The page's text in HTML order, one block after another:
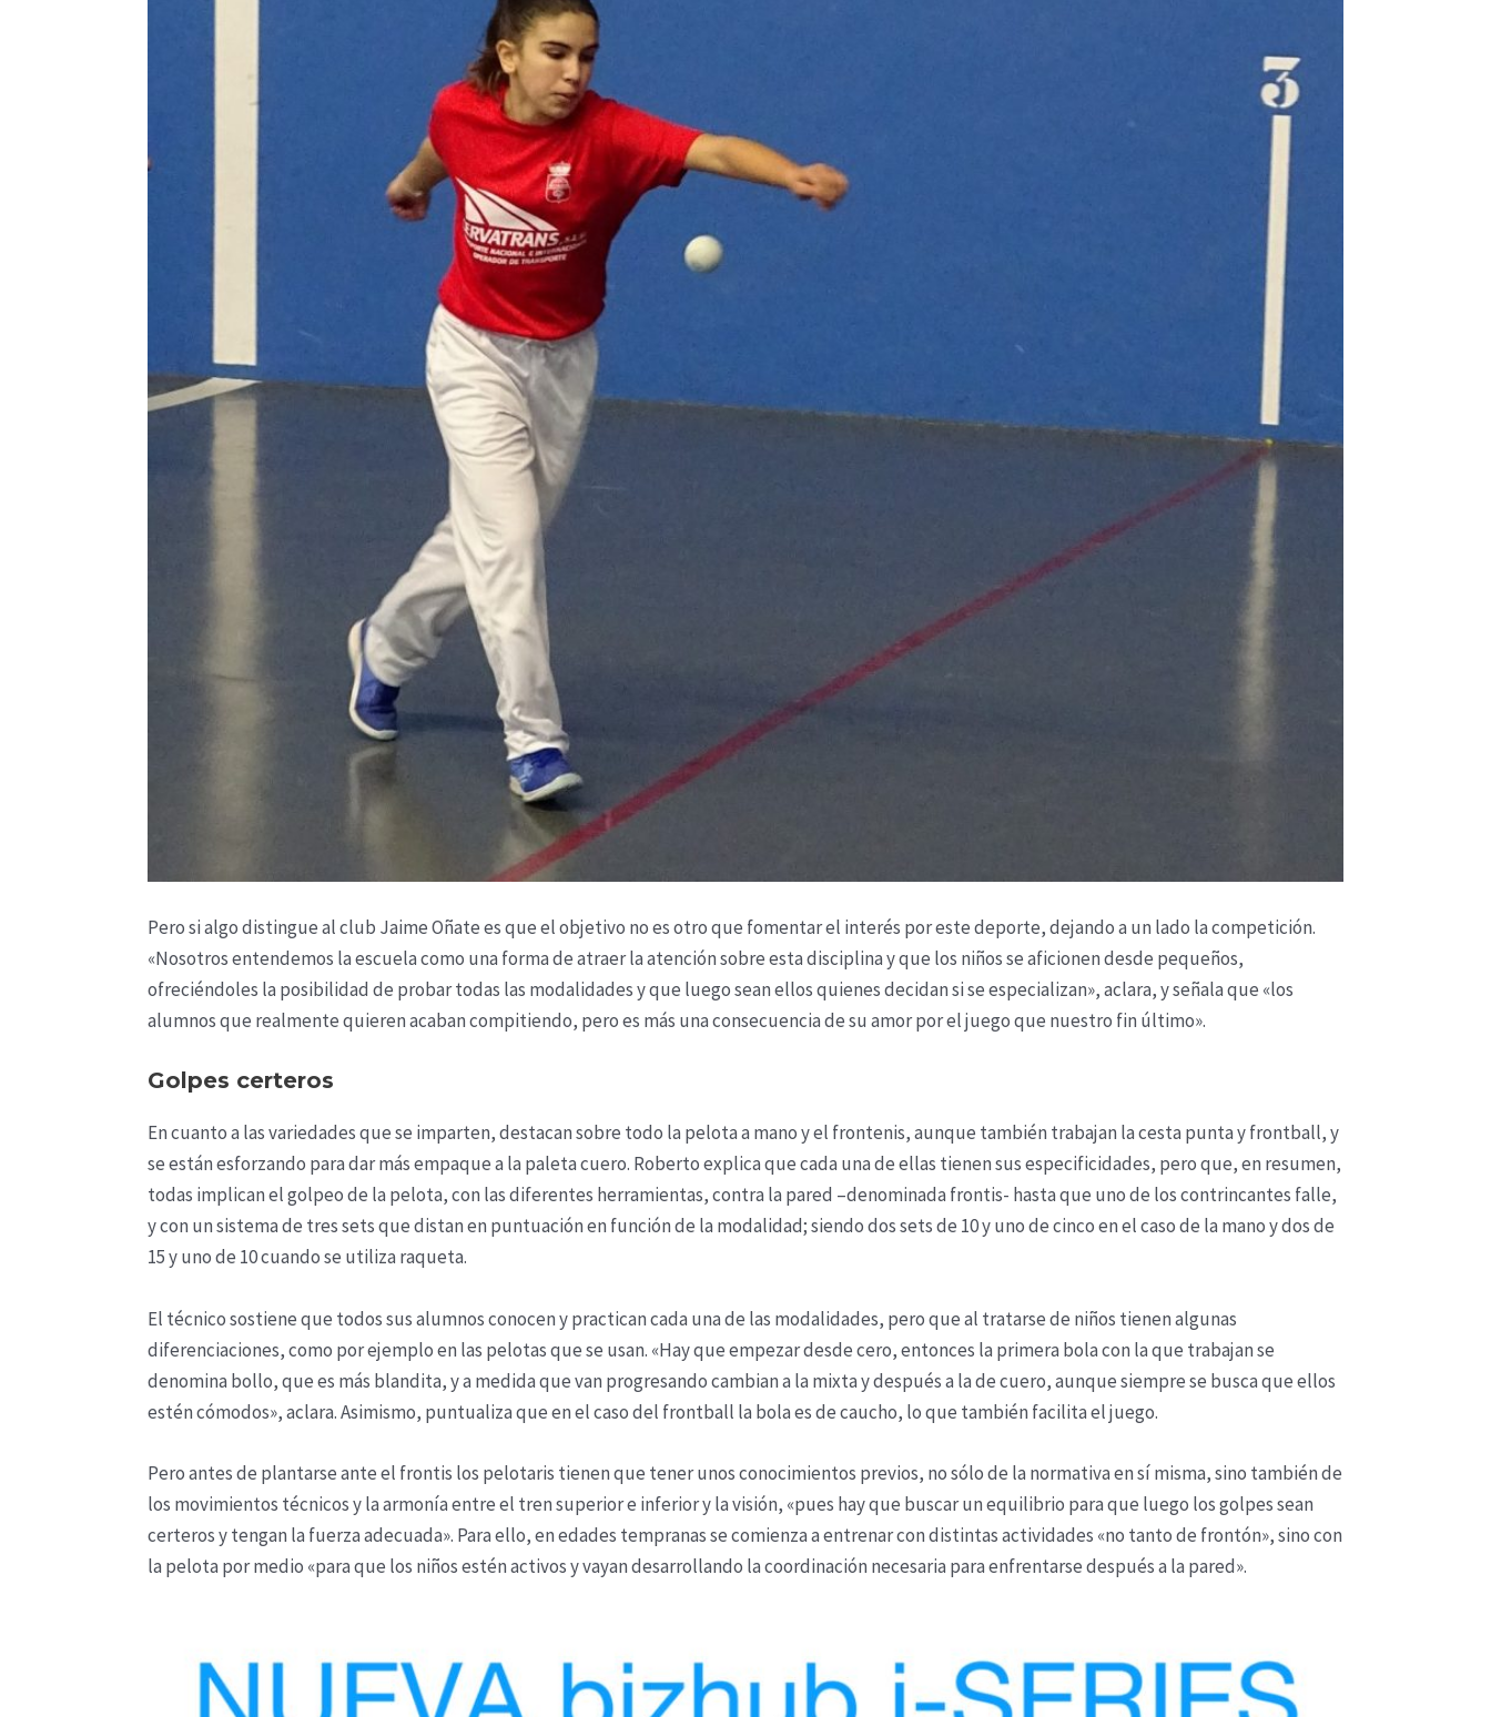
Pero si algo distingue al club Jaime Oñate es que el objetivo no es otro que fomentar el interés por este deporte, dejando a un lado la competición.
«Nosotros entendemos la escuela como una forma de atraer la atención sobre esta disciplina y que los niños se aficionen desde pequeños,
ofreciéndoles la posibilidad de probar todas las modalidades y que luego sean ellos quienes decidan si se especializan», aclara, y señala que «los
alumnos que realmente quieren acaban compitiendo, pero es más una consecuencia de su amor por el juego que nuestro fin último».
Golpes certeros
En cuanto a las variedades que se imparten, destacan sobre todo la pelota a mano y el frontenis, aunque también trabajan la cesta punta y frontball, y
se están esforzando para dar más empaque a la paleta cuero. Roberto explica que cada una de ellas tienen sus especificidades, pero que, en resumen,
todas implican el golpeo de la pelota, con las diferentes herramientas, contra la pared –denominada frontis- hasta que uno de los contrincantes falle,
y con un sistema de tres sets que distan en puntuación en función de la modalidad; siendo dos sets de 10 y uno de cinco en el caso de la mano y dos de
15 y uno de 10 cuando se utiliza raqueta.
El técnico sostiene que todos sus alumnos conocen y practican cada una de las modalidades, pero que al tratarse de niños tienen algunas
diferenciaciones, como por ejemplo en las pelotas que se usan. «Hay que empezar desde cero, entonces la primera bola con la que trabajan se
denomina bollo, que es más blandita, y a medida que van progresando cambian a la mixta y después a la de cuero, aunque siempre se busca que ellos
estén cómodos», aclara. Asimismo, puntualiza que en el caso del frontball la bola es de caucho, lo que también facilita el juego.
Pero antes de plantarse ante el frontis los pelotaris tienen que tener unos conocimientos previos, no sólo de la normativa en sí misma, sino también de
los movimientos técnicos y la armonía entre el tren superior e inferior y la visión, «pues hay que buscar un equilibrio para que luego los golpes sean
certeros y tengan la fuerza adecuada». Para ello, en edades tempranas se comienza a entrenar con distintas actividades «no tanto de frontón», sino con
la pelota por medio «para que los niños estén activos y vayan desarrollando la coordinación necesaria para enfrentarse después a la pared».